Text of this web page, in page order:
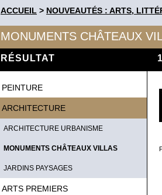
ACCUEIL > NOUVEAUTÉS : ARTS,
MONUMENTS CHÂTEAUX
RÉSULTAT
PEINTURE
ARCHITECTURE
ARCHITECTURE URBANISME
MONUMENTS CHÂTEAUX VILLAS
JARDINS PAYSAGES
ARTS PREMIERS